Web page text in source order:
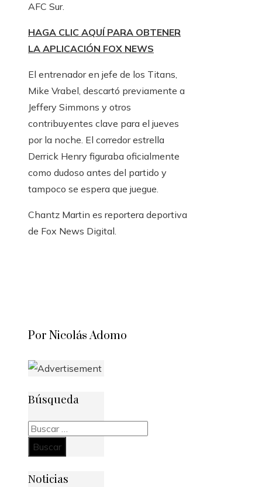
AFC Sur.
HAGA CLIC AQUÍ PARA OBTENER
LA APLICACIÓN FOX NEWS
El entrenador en jefe de los Titans,
Mike Vrabel, descartó previamente a
Jeffery Simmons y otros
contribuyentes clave para el jueves
por la noche. El corredor estrella
Derrick Henry figuraba oficialmente
como dudoso antes del partido y
tampoco se espera que juegue.
Chantz Martin es reportera deportiva
de Fox News Digital.
Por Nicolás Adomo
Búsqueda
Buscar:
Noticias